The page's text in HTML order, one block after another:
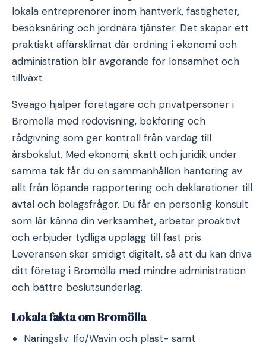
lokala entreprenörer inom hantverk, fastigheter,
besöksnäring och jordnära tjänster. Det skapar ett
praktiskt affärsklimat där ordning i ekonomi och
administration blir avgörande för lönsamhet och
tillväxt.
Sveago hjälper företagare och privatpersoner i
Bromölla med redovisning, bokföring och
rådgivning som ger kontroll från vardag till
årsbokslut. Med ekonomi, skatt och juridik under
samma tak får du en sammanhållen hantering av
allt från löpande rapportering och deklarationer till
avtal och bolagsfrågor. Du får en personlig konsult
som lär känna din verksamhet, arbetar proaktivt
och erbjuder tydliga upplägg till fast pris.
Leveransen sker smidigt digitalt, så att du kan driva
ditt företag i Bromölla med mindre administration
och bättre beslutsunderlag.
Lokala fakta om Bromölla
Näringsliv: Ifö/Wavin och plast- samt